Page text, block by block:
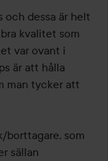
och dessa är helt
kvalitet som
var ovant i
är att hålla
man tycker att
borttagare, som
sällan